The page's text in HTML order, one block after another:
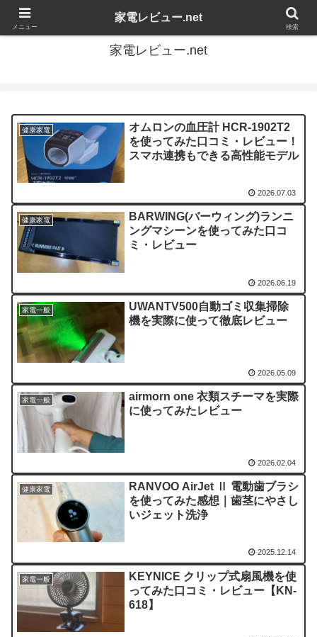
家電の感想を自由にレビューするブログです
家電レビュー.net
健康家電
オムロンの血圧計 HCR-1902T2
を使ってみた口コミ・レビュー！
スマホ連携もできる高性能モデル
2026.07.03
健康家電
BARWING(バーウィング)ランニ
ングマシーンを使ってみた口コ
ミ・レビュー
2026.06.19
家電一般
UWANTV500自動ゴミ収集掃除
機を実際に使って徹底レビュー
2026.05.09
家電一般
airmorn one 衣類スチーマを実際
に使ってみたレビュー
2026.02.04
健康家電
RANVOO AirJet Ⅱ 電動歯ブラシ
を使ってみた感想｜歯茎にやさし
いジェット洗浄
2025.12.14
家電一般
KEYNICE クリップ式扇風機を使
ってみた口コミ・レビュー【KN-
618】
メニュー
家電レビュー.net
検索